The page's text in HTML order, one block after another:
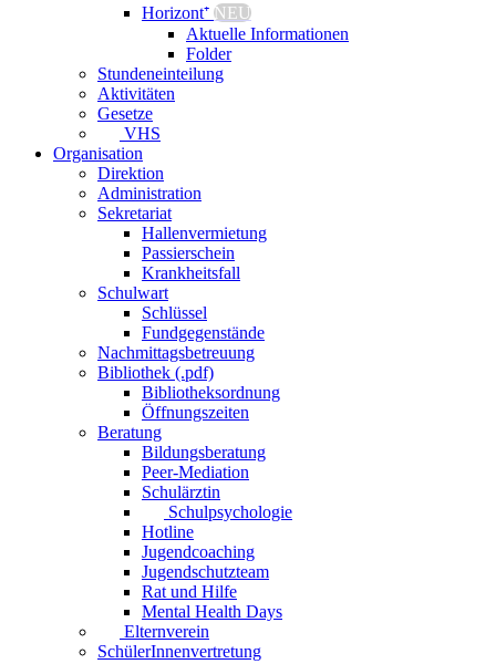
Horizont⁺ NEU
Aktuelle Informationen
Folder
Stundeneinteilung
Aktivitäten
Gesetze
VHS
Organisation
Direktion
Administration
Sekretariat
Hallenvermietung
Passierschein
Krankheitsfall
Schulwart
Schlüssel
Fundgegenstände
Nachmittagsbetreuung
Bibliothek (.pdf)
Bibliotheksordnung
Öffnungszeiten
Beratung
Bildungsberatung
Peer-Mediation
Schulärztin
Schulpsychologie
Hotline
Jugendcoaching
Jugendschutzteam
Rat und Hilfe
Mental Health Days
Elternverein
SchülerInnenvertretung